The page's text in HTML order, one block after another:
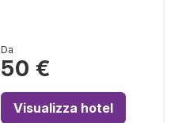
Da
50 €
Visualizza hotel